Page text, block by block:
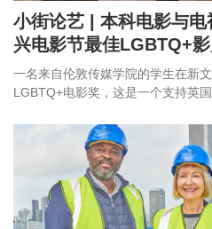
小街论艺 | 本科电影与
兴电影节最佳LGBTQ+
一名来自伦敦传媒学院的学生在新
LGBTQ+电影奖，这是一个支持英